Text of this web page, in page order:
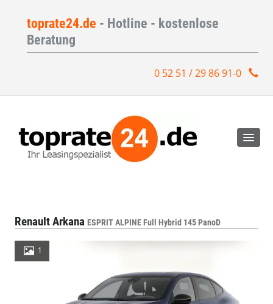
toprate24.de - Hotline - kostenlose
Beratung
0 52 51 / 29 86 91-0
Renault Arkana ESPRIT ALPINE Full Hybrid 145 PanoD
1